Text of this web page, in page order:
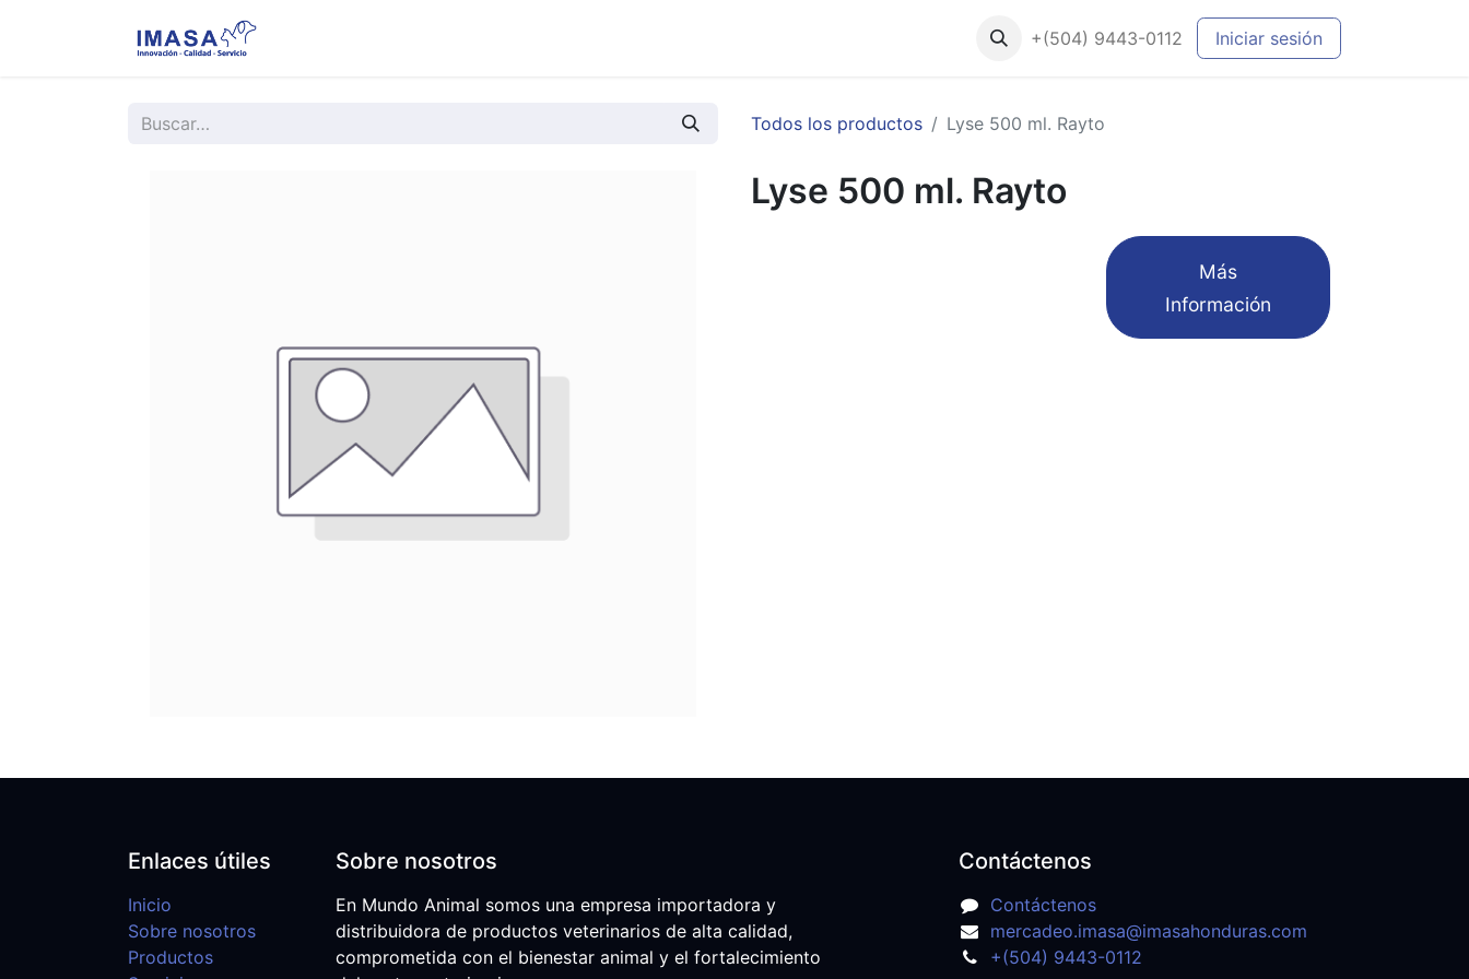
+(504) 9443-0112 Iniciar sesión
Todos los productos Lyse 500 ml. Rayto
Lyse 500 ml. Rayto
​Más
Información
Enlaces útiles
Inicio
Sobre nosotros
Productos
Sobre nosotros
En Mundo Animal somos una empresa importadora y
distribuidora de productos veterinarios de alta calidad,
comprometida con el bienestar animal y el fortalecimiento
Contáctenos
Contáctenos
mercadeo.imasa@imasahonduras.com
+(504) 9443-0112